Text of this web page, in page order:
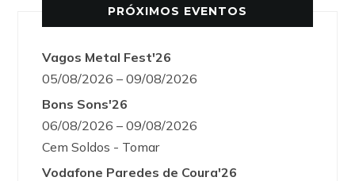
PRÓXIMOS EVENTOS
Vagos Metal Fest'26
05/08/2026 – 09/08/2026
Bons Sons'26
06/08/2026 – 09/08/2026
Cem Soldos - Tomar
Vodafone Paredes de Coura'26